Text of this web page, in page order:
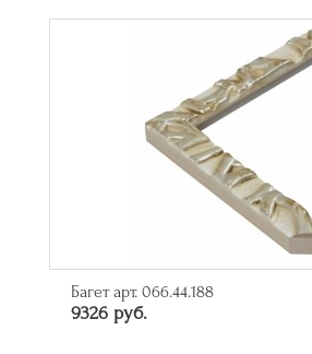
Багет арт. 066.44.188
9326 руб.